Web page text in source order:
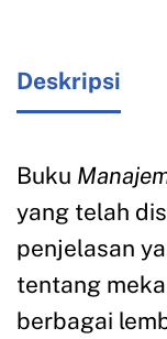
Deskripsi
Buku
yang telah
penjelasan
tentang
berbagai